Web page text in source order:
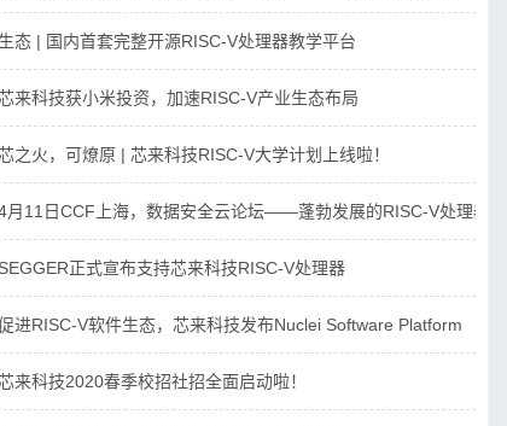
生态 | 国内首套完整开源RISC-V处理器教学平台
芯来科技获小米投资，加速RISC-V产业生态布局
芯之火，可燎原 | 芯来科技RISC-V大学计划上线啦！
月11日CCF上海，数据安全云论坛——蓬勃发展的RISC-V处理器
SEGGER正式宣布支持芯来科技RISC-V处理器
进RISC-V软件生态，芯来科技发布Nuclei Software Platform
芯来科技2020春季校招社招全面启动啦！